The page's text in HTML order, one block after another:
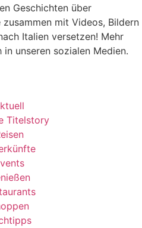
Geschichten über
mit Videos, Bildern
Italien versetzen! Mehr
unseren sozialen Medien.
Titelstory